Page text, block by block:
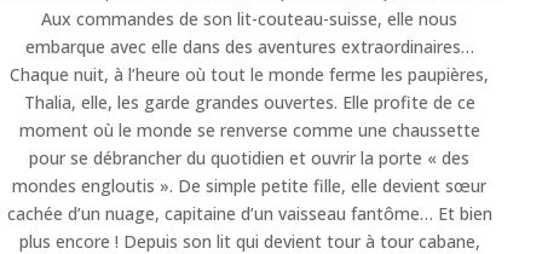
Aux commandes de son lit-couteau-suisse, elle nous
embarque avec elle dans des aventures extraordinaires…
Chaque nuit, à l’heure où tout le monde ferme les paupières,
Thalia, elle, les garde grandes ouvertes. Elle profite de ce
moment où le monde se renverse comme une chaussette
pour se débrancher du quotidien et ouvrir la porte « des
mondes engloutis ». De simple petite fille, elle devient sœur
cachée d’un nuage, capitaine d’un vaisseau fantôme… Et bien
plus encore ! Depuis son lit qui devient tour à tour cabane,